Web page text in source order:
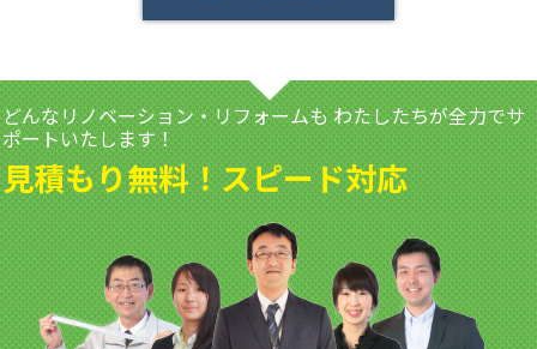
どんなリノベーション・リフォームもわたしたちが全力でサ
ポートいたします！
見積もり無料！スピード対応